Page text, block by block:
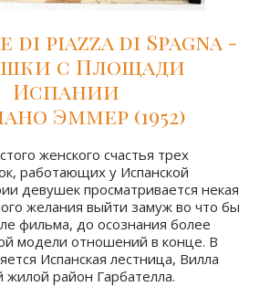
di piazza di Spagna -
с Площади
Испании
Эммер (1952)
женского счастья трех
работающих у Испанской
девушек просматривается некая
желания выйти замуж во что бы
фильма, до осознания более
модели отношений в конце. В
Испанская лестница, Вилла
жилой район Гарбателла.